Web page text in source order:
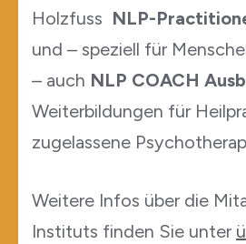
Holzfuss NLP-
und – speziell für
– auch NLP COACH
Weiterbildungen für
zugelassene
Weitere Infos über die
Instituts finden Sie unter